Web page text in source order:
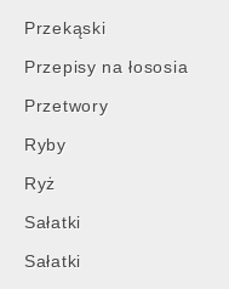
Przekąski
Przepisy na łososia
Przetwory
Ryby
Ryż
Sałatki
Sałatki